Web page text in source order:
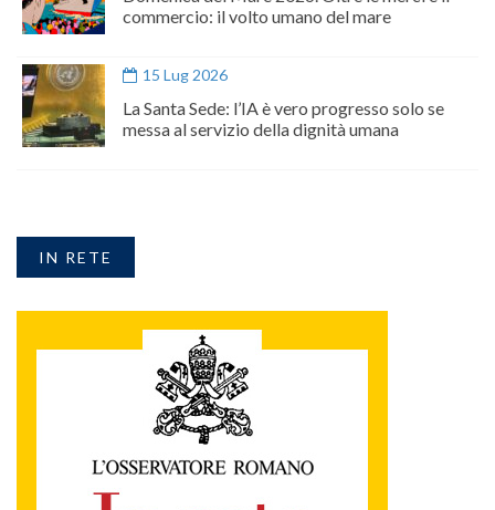
commercio: il volto umano del mare
15 Lug 2026
La Santa Sede: l’IA è vero progresso solo se
messa al servizio della dignità umana
IN RETE